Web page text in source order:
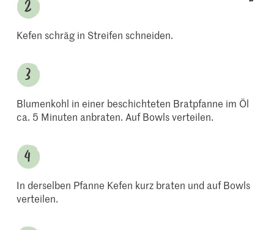
Kefen schräg in Streifen schneiden.
Blumenkohl in einer beschichteten Bratpfanne im Öl
ca. 5 Minuten anbraten. Auf Bowls verteilen.
In derselben Pfanne Kefen kurz braten und auf Bowls
verteilen.